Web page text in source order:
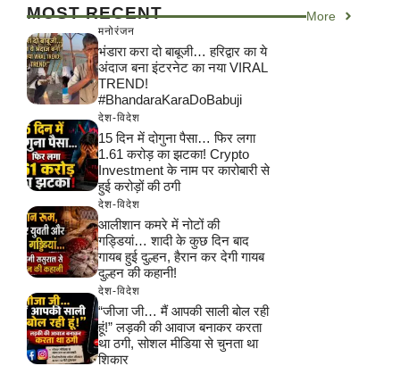
MOST RECENT More
मनोरंजन
भंडारा करा दो बाबूजी… हरिद्वार का ये
अंदाज बना इंटरनेट का नया VIRAL
TREND!
#BhandaraKaraDoBabuji
देश-विदेश
15 दिन में दोगुना पैसा… फिर लगा
1.61 करोड़ का झटका! Crypto
Investment के नाम पर कारोबारी से
हुई करोड़ों की ठगी
देश-विदेश
आलीशान कमरे में नोटों की
गड्डियां… शादी के कुछ दिन बाद
गायब हुई दुल्हन, हैरान कर देगी गायब
दुल्हन की कहानी!
देश-विदेश
“जीजा जी… मैं आपकी साली बोल रही
हूं!” लड़की की आवाज बनाकर करता
था ठगी, सोशल मीडिया से चुनता था
शिकार